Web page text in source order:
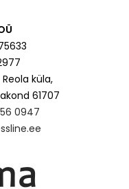
küla,
61707
0947